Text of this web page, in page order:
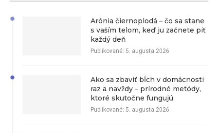
Arónia čiernoplodá – čo sa stane
s vaším telom, keď ju začnete piť
každý deň
Publikované: 5. augusta 2026
Ako sa zbaviť bĺch v domácnosti
raz a navždy – prírodné metódy,
ktoré skutočne fungujú
Publikované: 5. augusta 2026